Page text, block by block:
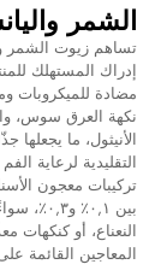
الشمر
تساهم زيوت الشمر
إدراك المستهلك
مضادة للميكروبات
نكهة العرق سوس،
الأنيثول، ما
التقليدية لرعاية
تركيبات معجون
بين
النعناع، أو
المعاجين القائمة